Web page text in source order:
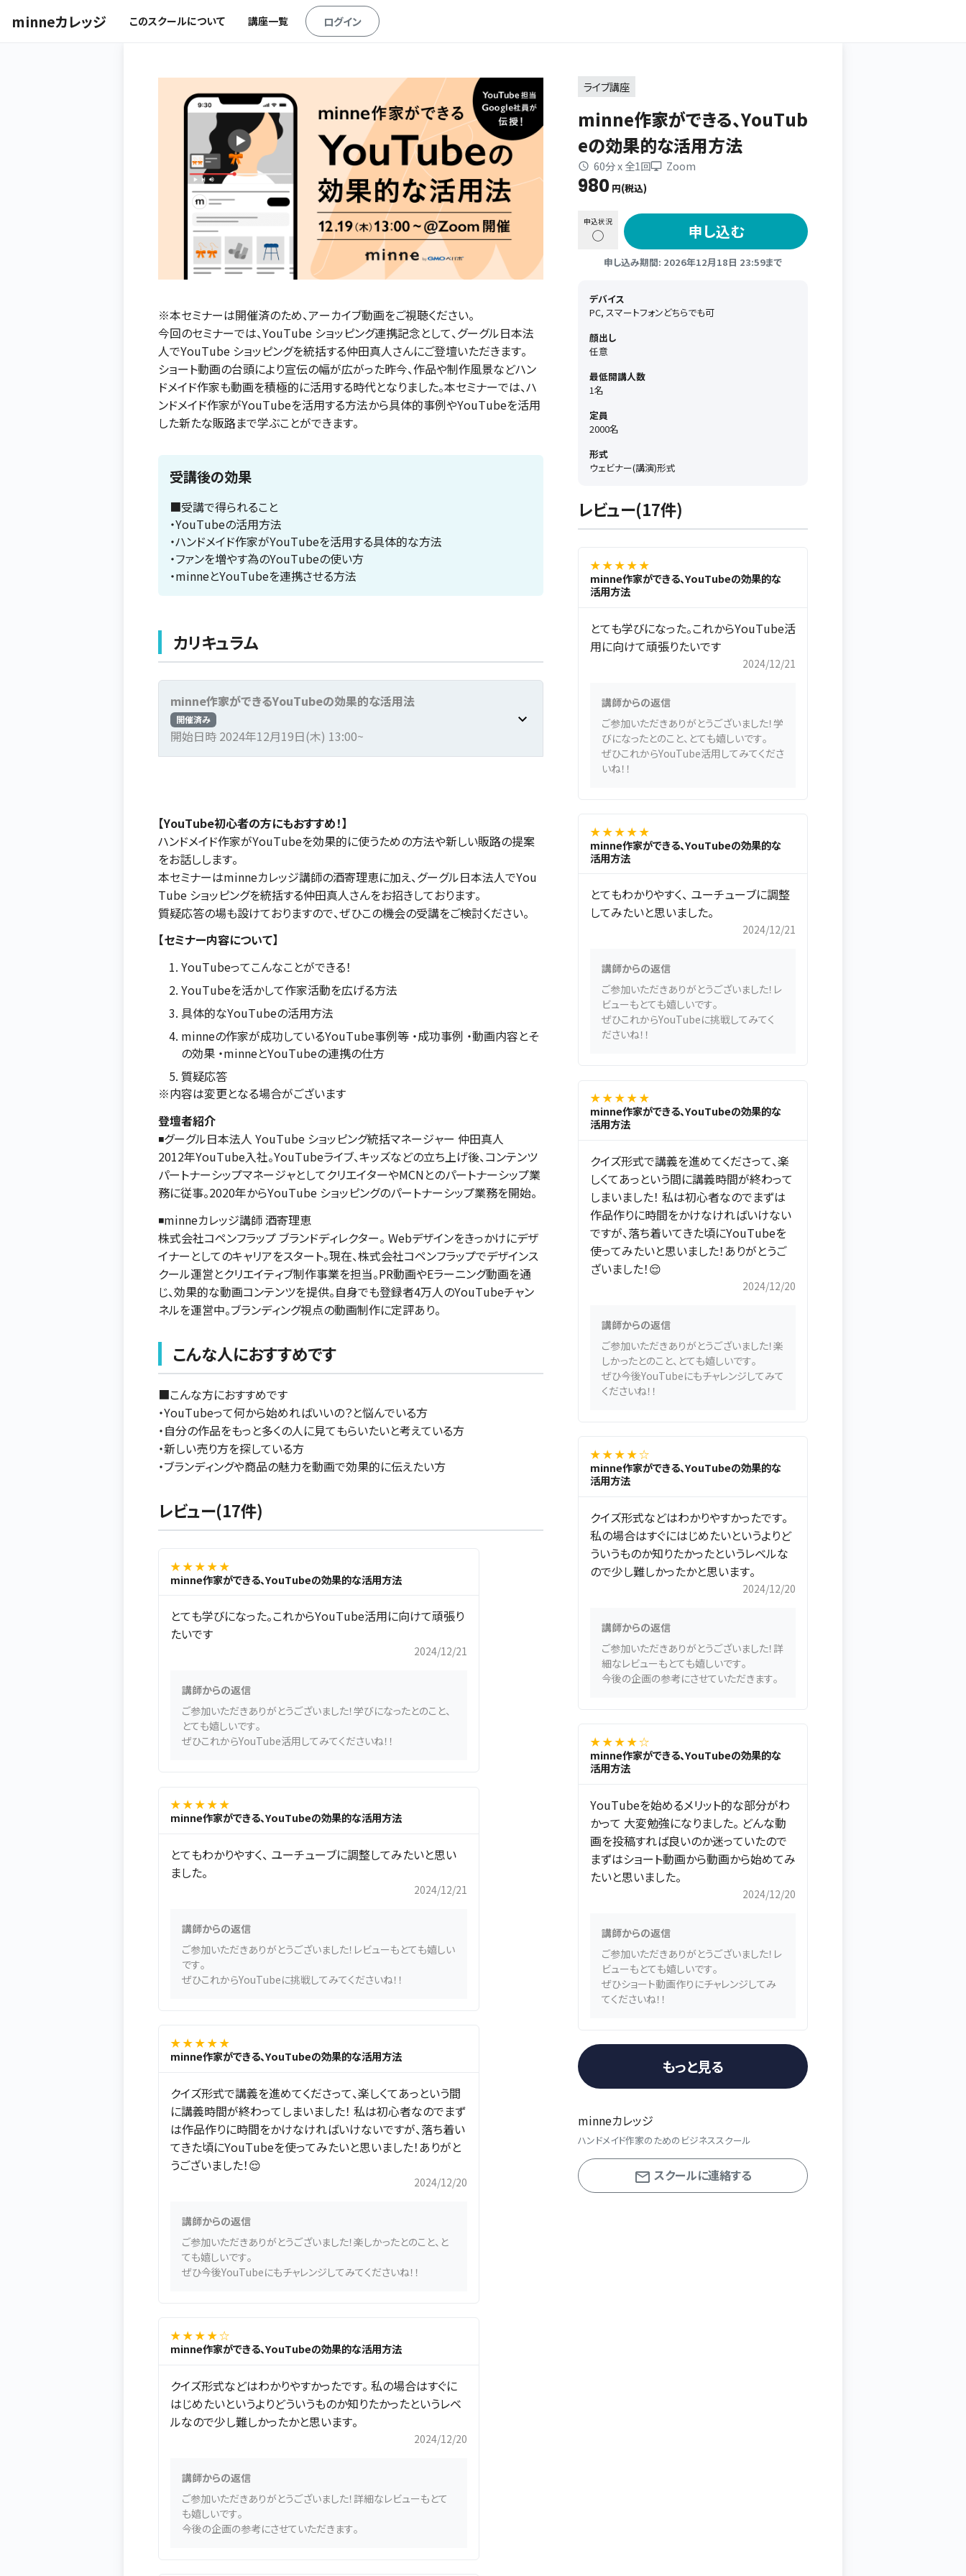
minneカレッジ このスクールについて 講座一覧 ログイン
※本セミナーは開催済のため、アーカイブ動画をご視聴ください。
今回のセミナーでは、YouTube ショッピング連携記念として、グーグル日本法
人でYouTube ショッピングを統括する仲田真人さんにご登壇いただきます。
ショート動画の台頭により宣伝の幅が広がった昨今、作品や制作風景などハン
ドメイド作家も動画を積極的に活用する時代となりました。本セミナーでは、ハ
ンドメイド作家がYouTubeを活用する方法から具体的事例やYouTubeを活用
した新たな販路まで学ぶことができます。
受講後の効果
■受講で得られること
・YouTubeの活用方法
・ハンドメイド作家がYouTubeを活用する具体的な方法
・ファンを増やす為のYouTubeの使い方
・minneとYouTubeを連携させる方法
カリキュラム
minne作家ができるYouTubeの効果的な活用法
開催済み
開始日時 2024年12月19日(木) 13:00~
【YouTube初心者の方にもおすすめ！】
ハンドメイド作家がYouTubeを効果的に使うための方法や新しい販路の提案
をお話しします。
本セミナーはminneカレッジ講師の酒寄理恵に加え、グーグル日本法人でYou
Tube ショッピングを統括する仲田真人さんをお招きしております。
質疑応答の場も設けておりますので、ぜひこの機会の受講をご検討ください。
【セミナー内容について】
YouTubeってこんなことができる！
YouTubeを活かして作家活動を広げる方法
具体的なYouTubeの活用方法
minneの作家が成功しているYouTube事例等 ・成功事例 ・動画内容とそ
の効果 ・minneとYouTubeの連携の仕方
質疑応答
※内容は変更となる場合がございます
登壇者紹介
◾️グーグル日本法人 YouTube ショッピング統括マネージャー 仲田真人
2012年YouTube入社。YouTubeライブ、キッズなどの立ち上げ後、コンテンツ
パートナーシップマネージャとしてクリエイターやMCNとのパートナーシップ業
務に従事。2020年からYouTube ショッピングのパートナーシップ業務を開始。
◾️minneカレッジ講師 酒寄理恵
株式会社コペンフラップ ブランドディレクター。 Webデザインをきっかけにデザ
イナーとしてのキャリアをスタート。現在、株式会社コペンフラップでデザインス
クール運営とクリエイティブ制作事業を担当。PR動画やEラーニング動画を通
じ、効果的な動画コンテンツを提供。自身でも登録者4万人のYouTubeチャン
ネルを運営中。ブランディング視点の動画制作に定評あり。
こんな人におすすめです
■こんな方におすすめです
・YouTubeって何から始めればいいの？と悩んでいる方
・自分の作品をもっと多くの人に見てもらいたいと考えている方
・新しい売り方を探している方
・ブランディングや商品の魅力を動画で効果的に伝えたい方
レビュー(17件)
★ ★ ★ ★ ★
minne作家ができる、YouTubeの効果的な活用方法
とても学びになった。これからYouTube活用に向けて頑張り
たいです
2024/12/21
講師からの返信
ご参加いただきありがとうございました！学びになったとのこと、
とても嬉しいです。
ぜひこれからYouTube活用してみてくださいね！！
★ ★ ★ ★ ★
minne作家ができる、YouTubeの効果的な活用方法
とてもわかりやすく、 ユーチューブに調整してみたいと思い
ました。
2024/12/21
講師からの返信
ご参加いただきありがとうございました！レビューもとても嬉しい
です。
ぜひこれからYouTubeに挑戦してみてくださいね！！
★ ★ ★ ★ ★
minne作家ができる、YouTubeの効果的な活用方法
クイズ形式で講義を進めてくださって、楽しくてあっという間
に講義時間が終わってしまいました！ 私は初心者なのでまず
は作品作りに時間をかけなければいけないですが、落ち着い
てきた頃にYouTubeを使ってみたいと思いました！ありがと
うございました！😌
2024/12/20
講師からの返信
ご参加いただきありがとうございました！楽しかったとのこと、と
ても嬉しいです。
ぜひ今後YouTubeにもチャレンジしてみてくださいね！！
★ ★ ★ ★ ☆
minne作家ができる、YouTubeの効果的な活用方法
クイズ形式などはわかりやすかったです。 私の場合はすぐに
はじめたいというよりどういうものか知りたかったというレベ
ルなので少し難しかったかと思います。
2024/12/20
講師からの返信
ご参加いただきありがとうございました！詳細なレビューもとて
も嬉しいです。
今後の企画の参考にさせていただきます。
ライブ講座
minne作家ができる、YouTub
eの効果的な活用方法
60分 x 全1回 Zoom
980 円(税込)
申込状況
◯ 申し込む
申し込み期間: 2026年12月18日 23:59まで
デバイス
PC, スマートフォンどちらでも可
顔出し
任意
最低開講人数
1名
定員
2000名
形式
ウェビナー(講演)形式
レビュー(17件)
★ ★ ★ ★ ★
minne作家ができる、YouTubeの効果的な
活用方法
とても学びになった。これからYouTube活
用に向けて頑張りたいです
2024/12/21
講師からの返信
ご参加いただきありがとうございました！学
びになったとのこと、とても嬉しいです。
ぜひこれからYouTube活用してみてくださ
いね！！
★ ★ ★ ★ ★
minne作家ができる、YouTubeの効果的な
活用方法
とてもわかりやすく、 ユーチューブに調整
してみたいと思いました。
2024/12/21
講師からの返信
ご参加いただきありがとうございました！レ
ビューもとても嬉しいです。
ぜひこれからYouTubeに挑戦してみてく
ださいね！！
★ ★ ★ ★ ★
minne作家ができる、YouTubeの効果的な
活用方法
クイズ形式で講義を進めてくださって、楽
しくてあっという間に講義時間が終わって
しまいました！ 私は初心者なのでまずは
作品作りに時間をかけなければいけない
ですが、落ち着いてきた頃にYouTubeを
使ってみたいと思いました！ありがとうご
ざいました！😌
2024/12/20
講師からの返信
ご参加いただきありがとうございました！楽
しかったとのこと、とても嬉しいです。
ぜひ今後YouTubeにもチャレンジしてみて
くださいね！！
★ ★ ★ ★ ☆
minne作家ができる、YouTubeの効果的な
活用方法
クイズ形式などはわかりやすかったです。
私の場合はすぐにはじめたいというよりど
ういうものか知りたかったというレベルな
ので少し難しかったかと思います。
2024/12/20
講師からの返信
ご参加いただきありがとうございました！詳
細なレビューもとても嬉しいです。
今後の企画の参考にさせていただきます。
★ ★ ★ ★ ☆
minne作家ができる、YouTubeの効果的な
活用方法
YouTubeを始めるメリット的な部分がわ
かって 大変勉強になりました。 どんな動
画を投稿すれば良いのか迷っていたので
まずはショート動画から動画から始めてみ
たいと思いました。
2024/12/20
講師からの返信
ご参加いただきありがとうございました！レ
ビューもとても嬉しいです。
ぜひショート動画作りにチャレンジしてみ
てくださいね！！
もっと見る
minneカレッジ
ハンドメイド作家のためのビジネススクール
スクールに連絡する